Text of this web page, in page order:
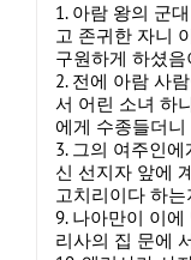
1. 아람 왕의 군
고 존귀한 자니
구원하게 하셨
2. 전에 아람 사
서 어린 소녀 하
에게 수종들더니
3. 그의 여주인
신 선지자 앞에
고치리이다 하는
9. 나아만이 이
리사의 집 문에